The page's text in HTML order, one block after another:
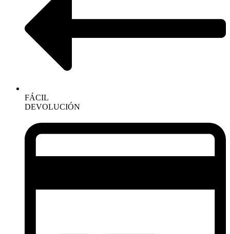
FÁCIL
DEVOLUCIÓN